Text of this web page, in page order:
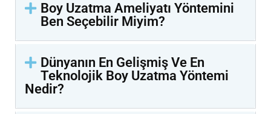
Boy Uzatma Ameliyatı Yöntemini
Ben Seçebilir Miyim?
Dünyanın En Gelişmiş Ve En
Teknolojik Boy Uzatma Yöntemi
Nedir?